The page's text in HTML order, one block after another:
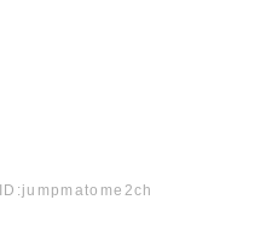
ID:jumpmatome2ch